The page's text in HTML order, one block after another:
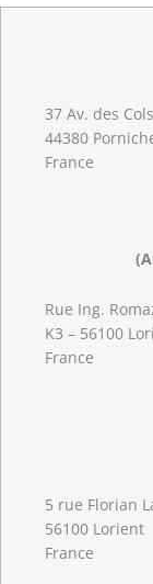
37 Av. des
44380
France
Rue Ing.
K3 – 56100
France
5 rue Florian
56100 Lorient
France